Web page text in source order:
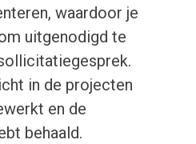
waardoor je
uitgenodigd te
in de projecten
en de
behaald.